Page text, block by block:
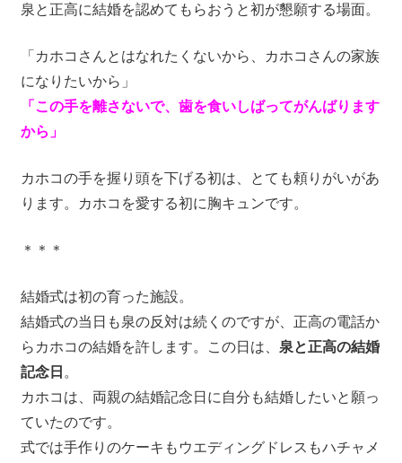
泉と正高に結婚を認めてもらおうと初が懇願する場面。
「カホコさんとはなれたくないから、カホコさんの家族
になりたいから」
「この手を離さないで、歯を食いしばってがんばります
から」
カホコの手を握り頭を下げる初は、とても頼りがいがあ
ります。カホコを愛する初に胸キュンです。
＊＊＊
結婚式は初の育った施設。
結婚式の当日も泉の反対は続くのですが、正高の電話か
らカホコの結婚を許します。この日は、 泉と正高の結婚
記念日 。
カホコは、両親の結婚記念日に自分も結婚したいと願っ
ていたのです。
式では手作りのケーキもウエディングドレスもハチャメ